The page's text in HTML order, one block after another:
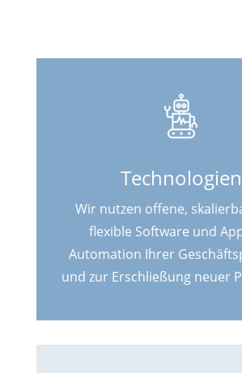
Technologien
Wir nutzen offene,
flexible Software und
Automation Ihrer
und zur Erschließung neuer